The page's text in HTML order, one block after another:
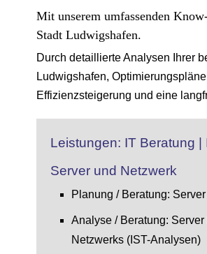
Mit unserem umfassenden
Stadt Ludwigshafen.
Durch detaillierte Analysen Ihrer
Ludwigshafen,
Effizienzsteigerung und eine
Leistungen: IT Beratung
Server und Netzwerk
Planung / Beratung:
Analyse / Beratung:
Netzwerks (IST-Analysen)